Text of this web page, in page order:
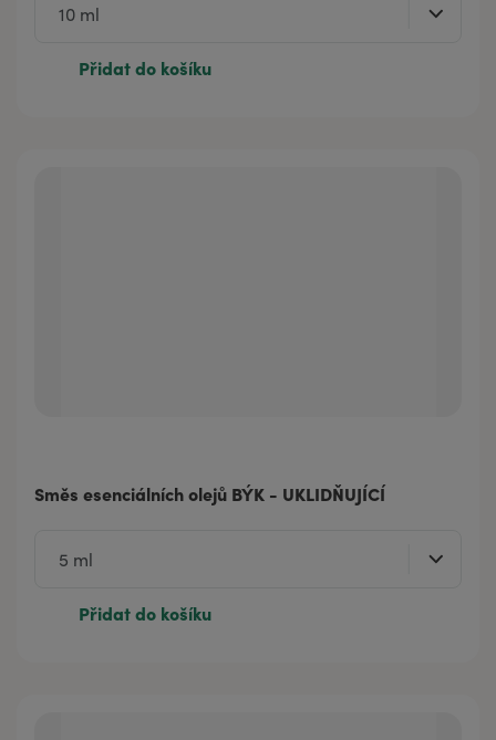
Přidat do košíku
Směs esenciálních olejů BÝK - UKLIDŇUJÍCÍ
Přidat do košíku